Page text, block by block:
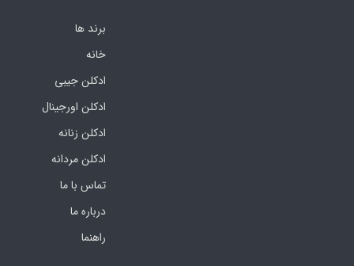
برند ها
خانه
ادکلن جیبی
ادکلن اورجینال
ادکلن زنانه
ادکلن مردانه
تماس با ما
درباره ما
راهنما